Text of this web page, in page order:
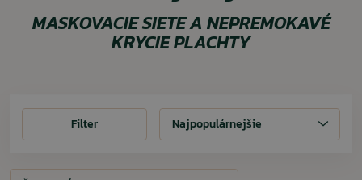
MASKOVACIE SIETE A NEPREMOKAVÉ
KRYCIE PLACHTY
FilterFilter Najpopulárnejšie